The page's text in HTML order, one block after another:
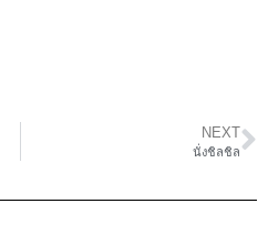
NEXT
นั่งชิลชิล